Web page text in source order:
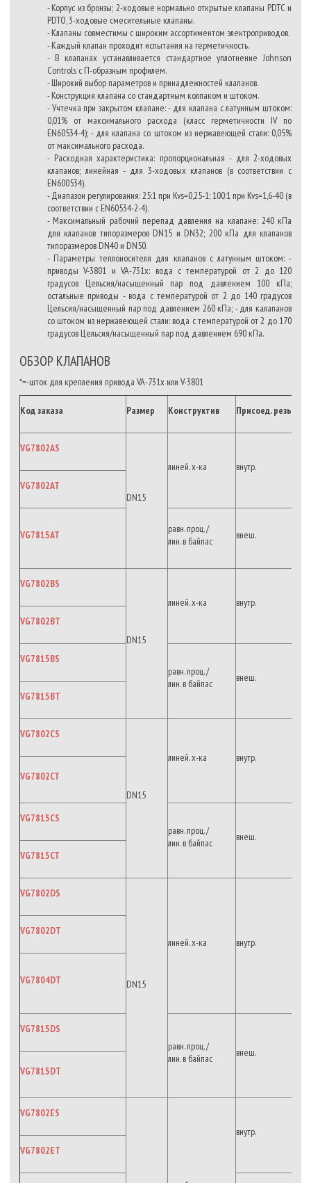
- Корпус из бронзы; 2-ходовые нормально открытые клапаны PDTC и
PDTO, 3-ходовые смесительные клапаны.
- Клапаны совместимы с широким ассортиментом электроприводов.
- Каждый клапан проходит испытания на герметичность.
- В клапанах устанавливается стандартное уплотнение Johnson
Controls с П-образным профилем.
- Широкий выбор параметров и принадлежностей клапанов.
- Конструкция клапана со стандартным колпаком и штоком.
- Учтечка при закрытом клапане: - для клапана с латунным штоком:
0,01% от максимального расхода (класс герметичности IV по
EN60534-4); - для клапана со штоком из нержавеющей стали: 0,05%
от максимального расхода.
- Расходная характеристика: пропорциональная - для 2-ходовых
клапанов; линейная - для 3-ходовых клапанов (в соответствии с
EN600534).
- Диапазон регулирования: 25:1 при Kvs=0,25-1; 100:1 при Kvs=1,6-40 (в
соответствии с EN60534-2-4).
- Максимальный рабочий перепад давления на клапане: 240 кПа
для клапанов типоразмеров DN15 и DN32; 200 кПа для клапанов
типоразмеров DN40 и DN50.
- Параметры теплоносителя для клапанов с латунным штоком: -
приводы V-3801 и VA-731x: вода с температурой от 2 до 120
градусов Цельсия/насыщенный пар под давлением 100 кПа;
остальные приводы - вода с температурой от 2 до 140 градусов
Цельсия/насыщенный пар под давлением 260 кПа; - для калапанов
со штоком из нержавеющей стали: вода с температурой от 2 до 170
градусов Цельсия/насыщенный пар под давлением 690 кПа.
ОБЗОР КЛАПАНОВ
*=-шток для крепления привода VA-731x или V-3801
Код заказа Размер Конструктив Присоед.резьба
VG7802AS
DN15
линей. х-ка
внутр.
VG7802AT
VG7815AT
равн. проц. /
лин. в байпас
внеш.
VG7802BS
DN15
линей. х-ка
внутр.
VG7802BT
VG7815BS
равн. проц. /
лин. в байпас
внеш.
VG7815BT
VG7802CS
DN15
линей. х-ка
внутр.
VG7802CT
VG7815CS
равн. проц. /
лин. в байпас
внеш.
VG7815CT
VG7802DS
DN15
линей. х-ка внутр.
VG7802DT
VG7804DT
VG7815DS
равн. проц. /
лин. в байпас
внеш.
VG7815DT
VG7802ES
внутр.
VG7802ET